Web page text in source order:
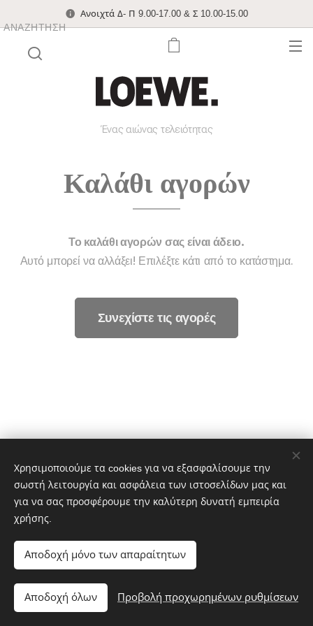
Ανοιχτά Δ- Π 9.00-17.00 & Σ 10.00-15.00
Ένας αιώνας τελειότητας
ΑΝΑΖΉΤΗΣΗ
Καλάθι αγορών
Το καλάθι αγορών σας είναι άδειο.
Αυτό μπορεί να αλλάξει! Επιλέξτε κάτι από το κατάστημα.
Συνεχίστε τις αγορές
www.loewe-gallery-thessaloniki.gr
Ελληνικά
English
Χρησιμοποιούμε τα cookies για να εξασφαλίσουμε την
σωστή λειτουργία και ασφάλεια των ιστοσελίδων μας και
για να σας προσφέρουμε την καλύτερη δυνατή εμπειρία
χρήσης.
Αποδοχή μόνο των απαραίτητων
Αποδοχή όλων Προβολή προχωρημένων ρυθμίσεων